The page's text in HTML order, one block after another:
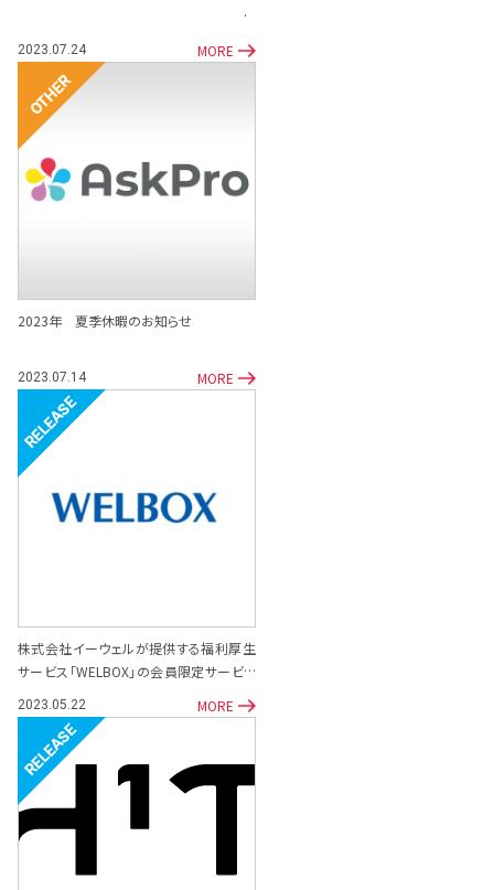
2023.07.24 MORE
その他
2023年 夏季休暇のお知らせ
2023.07.14 MORE
リリース
株式会社イーウェルが提供する福利厚生
サービス「WELBOX」の会員限定サービス
2023.05.22 MORE
リリース